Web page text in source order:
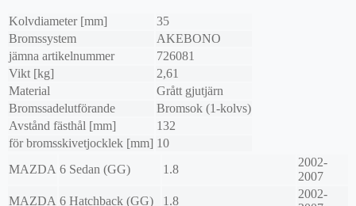
Kolvdiameter [mm]
35
Bromssystem
AKEBONO
jämna artikelnummer
726081
Vikt [kg]
2,61
Material
Grått gjutjärn
Bromssadelutförande
Bromsok (1-kolvs)
Avstånd fästhål [mm]
132
för bromsskivetjocklek [mm] 10
MAZDA 6 Sedan (GG) 1.8
2002-
2007
MAZDA 6 Hatchback (GG) 1.8
2002-